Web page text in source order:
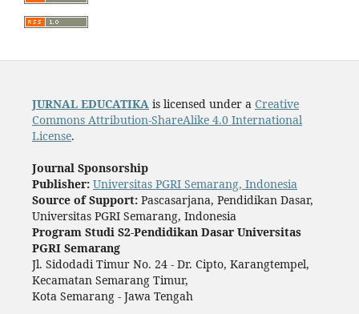
JURNAL EDUCATIKAis licensed under a Creative
Commons Attribution-ShareAlike 4.0 International
License.
Journal Sponsorship
Publisher: Universitas PGRI Semarang, Indonesia
Source of Support:Pascasarjana, Pendidikan Dasar,
Universitas PGRI Semarang, Indonesia
Program Studi S2-Pendidikan Dasar Universitas
PGRI Semarang
Jl. Sidodadi Timur No. 24 - Dr. Cipto, Karangtempel,
Kecamatan Semarang Timur,
Kota Semarang - Jawa Tengah